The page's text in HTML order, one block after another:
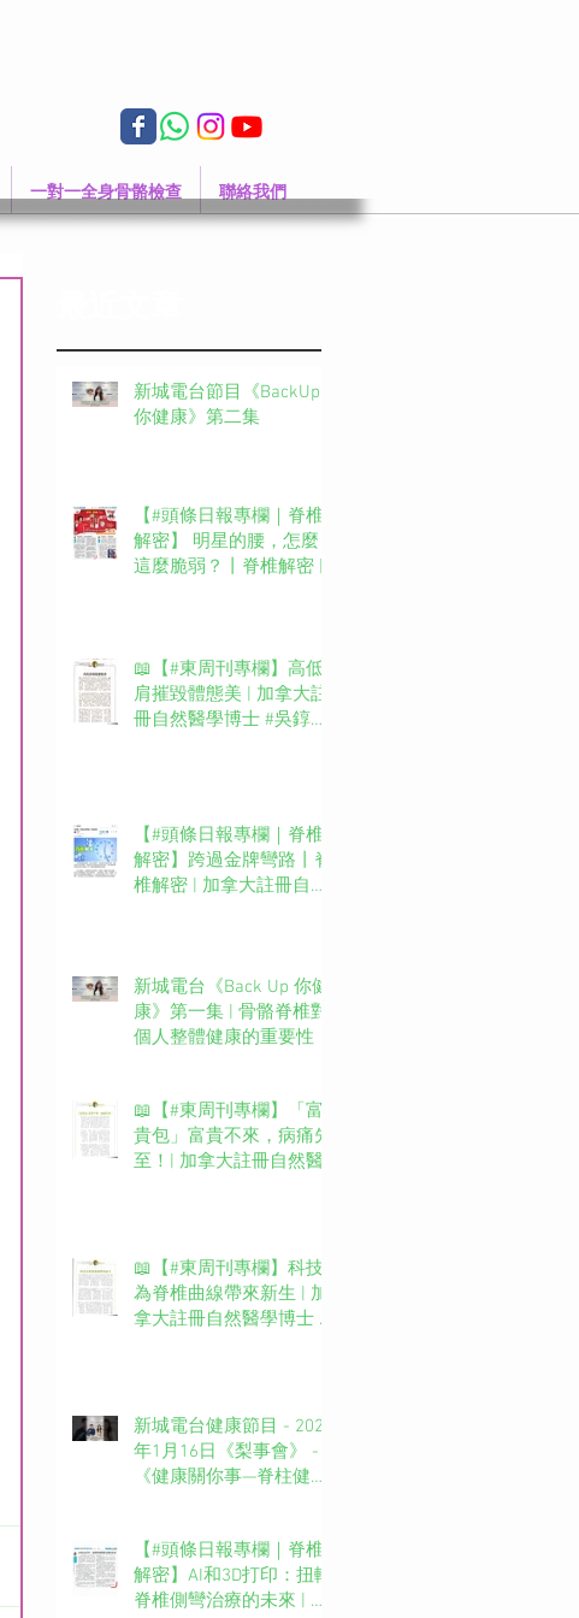
一對一全身骨骼檢查 聯絡我們
新城電台節目《BackUp
你健康》第二集
【#頭條日報專欄｜脊椎
解密】 明星的腰，怎麼
這麼脆弱？丨脊椎解密 |
📖【#東周刊專欄】高低
肩摧毀體態美 | 加拿大註
冊自然醫學博士 #吳錞銦
【#頭條日報專欄｜脊椎
解密】跨過金牌彎路丨脊
椎解密 | 加拿大註冊自然
新城電台《Back Up 你健
康》第一集 | 骨骼脊椎對
個人整體健康的重要性
📖【#東周刊專欄】「富
貴包」富貴不來，病痛先
至！| 加拿大註冊自然醫
📖【#東周刊專欄】科技
為脊椎曲線帶來新生 | 加
拿大註冊自然醫學博士 #
新城電台健康節目 - 2025
年1月16日《梨事會》 -
《健康關你事—脊柱健康
台長 葉文輝Barry Ip (啤
梨）嘉賓主持：吳錞銦博
士Dr. Yan
【#頭條日報專欄｜脊椎
解密】AI和3D打印：扭轉
脊椎側彎治療的未來 | 脊